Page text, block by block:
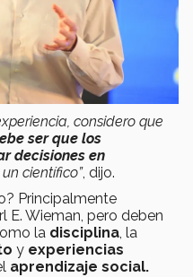
considero que
ser que los
decisiones en
científico”, dijo.
Principalmente
E. Wieman, pero deben
la disciplina, la
y experiencias
aprendizaje social.